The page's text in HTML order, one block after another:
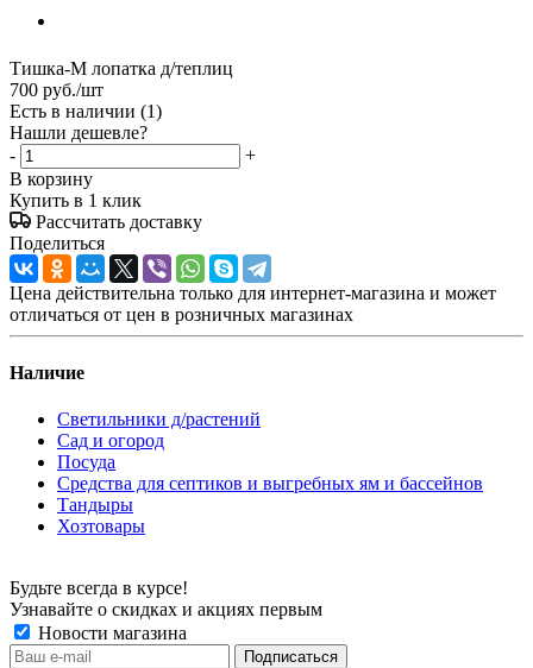
Тишка-М лопатка д/теплиц
700 руб./шт
Есть в наличии (1)
Нашли дешевле?
-
+
В корзину
Купить в 1 клик
Рассчитать доставку
Поделиться
Цена действительна только для интернет-магазина и может
отличаться от цен в розничных магазинах
Наличие
Светильники д/растений
Сад и огород
Посуда
Средства для септиков и выгребных ям и бассейнов
Тандыры
Хозтовары
Будьте всегда в курсе!
Узнавайте о скидках и акциях первым
Новости магазина